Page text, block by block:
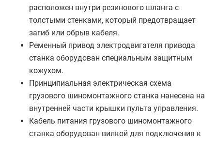
расположен внутри резинового шланга с
толстыми стенками, который предотвращает
загиб или обрыв кабеля.
Ременный привод электродвигателя привода
станка оборудован специальным защитным
кожухом.
Принципиальная электрическая схема
грузового шиномонтажного станка нанесена на
внутренней части крышки пульта управления.
Кабель питания грузового шиномонтажного
станка оборудован вилкой для подключения к